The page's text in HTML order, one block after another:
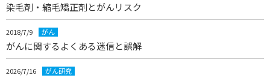
染毛剤・縮毛矯正剤とがんリスク
2018/7/9 がん
がんに関するよくある迷信と誤解
2026/7/16 がん研究